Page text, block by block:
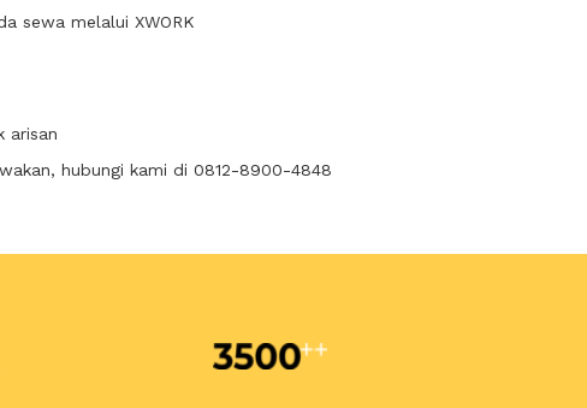
sewa melalui XWORK
arisan
hubungi kami di 0812-8900-4848